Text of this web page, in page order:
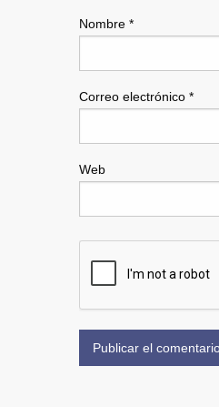
Nombre *
Correo electrónico *
Web